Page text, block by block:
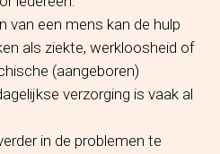
van een mens kan de hulp
als ziekte, werkloosheid of
(aangeboren)
verzorging is vaak al
in de problemen te